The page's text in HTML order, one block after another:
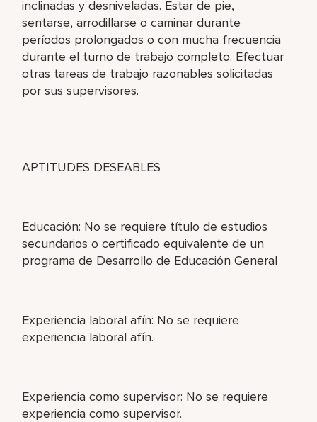
inclinadas y desniveladas. Estar de pie,
sentarse, arrodillarse o caminar durante
períodos prolongados o con mucha frecuencia
durante el turno de trabajo completo. Efectuar
otras tareas de trabajo razonables solicitadas
por sus supervisores.
APTITUDES DESEABLES
Educación: No se requiere título de estudios
secundarios o certificado equivalente de un
programa de Desarrollo de Educación General
Experiencia laboral afín: No se requiere
experiencia laboral afín.
Experiencia como supervisor: No se requiere
experiencia como supervisor.